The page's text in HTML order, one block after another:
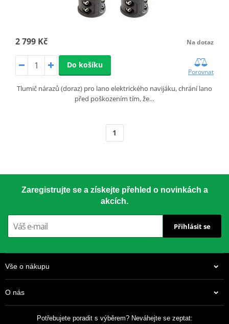
2 799 Kč Na dotaz
Do košíku
Porovnat
Tlumič nárazů (doraz) pro lano elektrického navijáku, chrání lano
před poškozením tím, že…
1
Zaregistrujte se a získejte přehled o novinkách a
akcích.
Přihlásit se
Vše o nákupu
O nás
Potřebujete poradit s výběrem? Neváhejte se zeptat: